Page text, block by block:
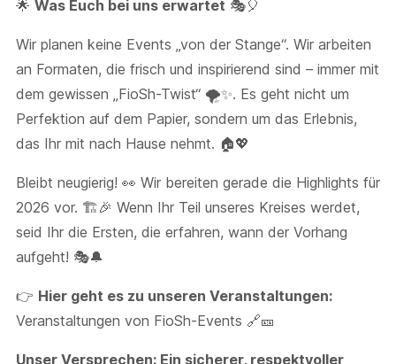
🌟 Was Euch bei uns erwartet 🎭🎈
Wir planen keine Events „von der Stange“. Wir arbeiten
an Formaten, die frisch und inspirierend sind – immer mit
dem gewissen „FioSh-Twist“ 🌪️✨. Es geht nicht um
Perfektion auf dem Papier, sondern um das Erlebnis,
das Ihr mit nach Hause nehmt. 🏠💖
Bleibt neugierig! 👀 Wir bereiten gerade die Highlights für
2026 vor. 🏗️🎉 Wenn Ihr Teil unseres Kreises werdet,
seid Ihr die Ersten, die erfahren, wann der Vorhang
aufgeht! 🎭🔔
👉 Hier geht es zu unseren Veranstaltungen:
Veranstaltungen von FioSh-Events 🔗🎫
Unser Versprechen: Ein sicherer, respektvoller